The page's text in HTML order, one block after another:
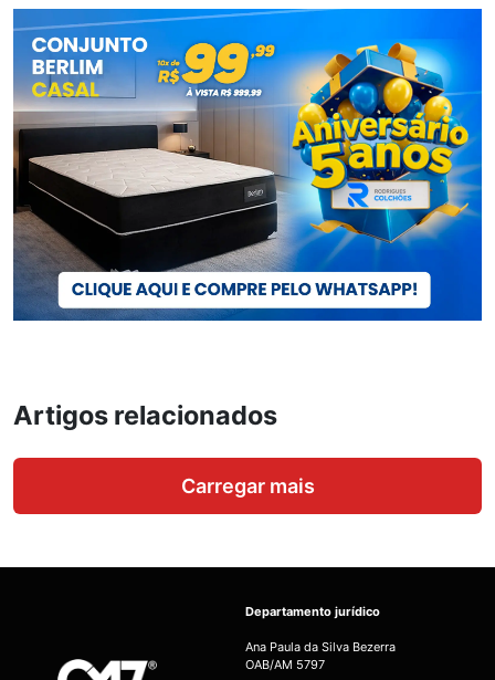
Artigos relacionados
Carregar mais
Departamento jurídico
Ana Paula da Silva Bezerra
OAB/AM 5797